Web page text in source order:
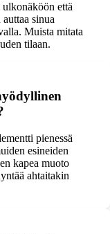
että
sinua
Muista mitata
tilaan.
pienessä
esineiden
kapea muoto
ahtaitakin